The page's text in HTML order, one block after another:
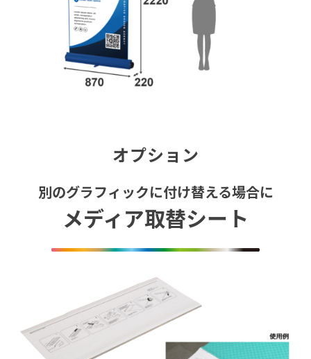
オプション
別のグラフィックに付け替える場合に
メディア取替シート